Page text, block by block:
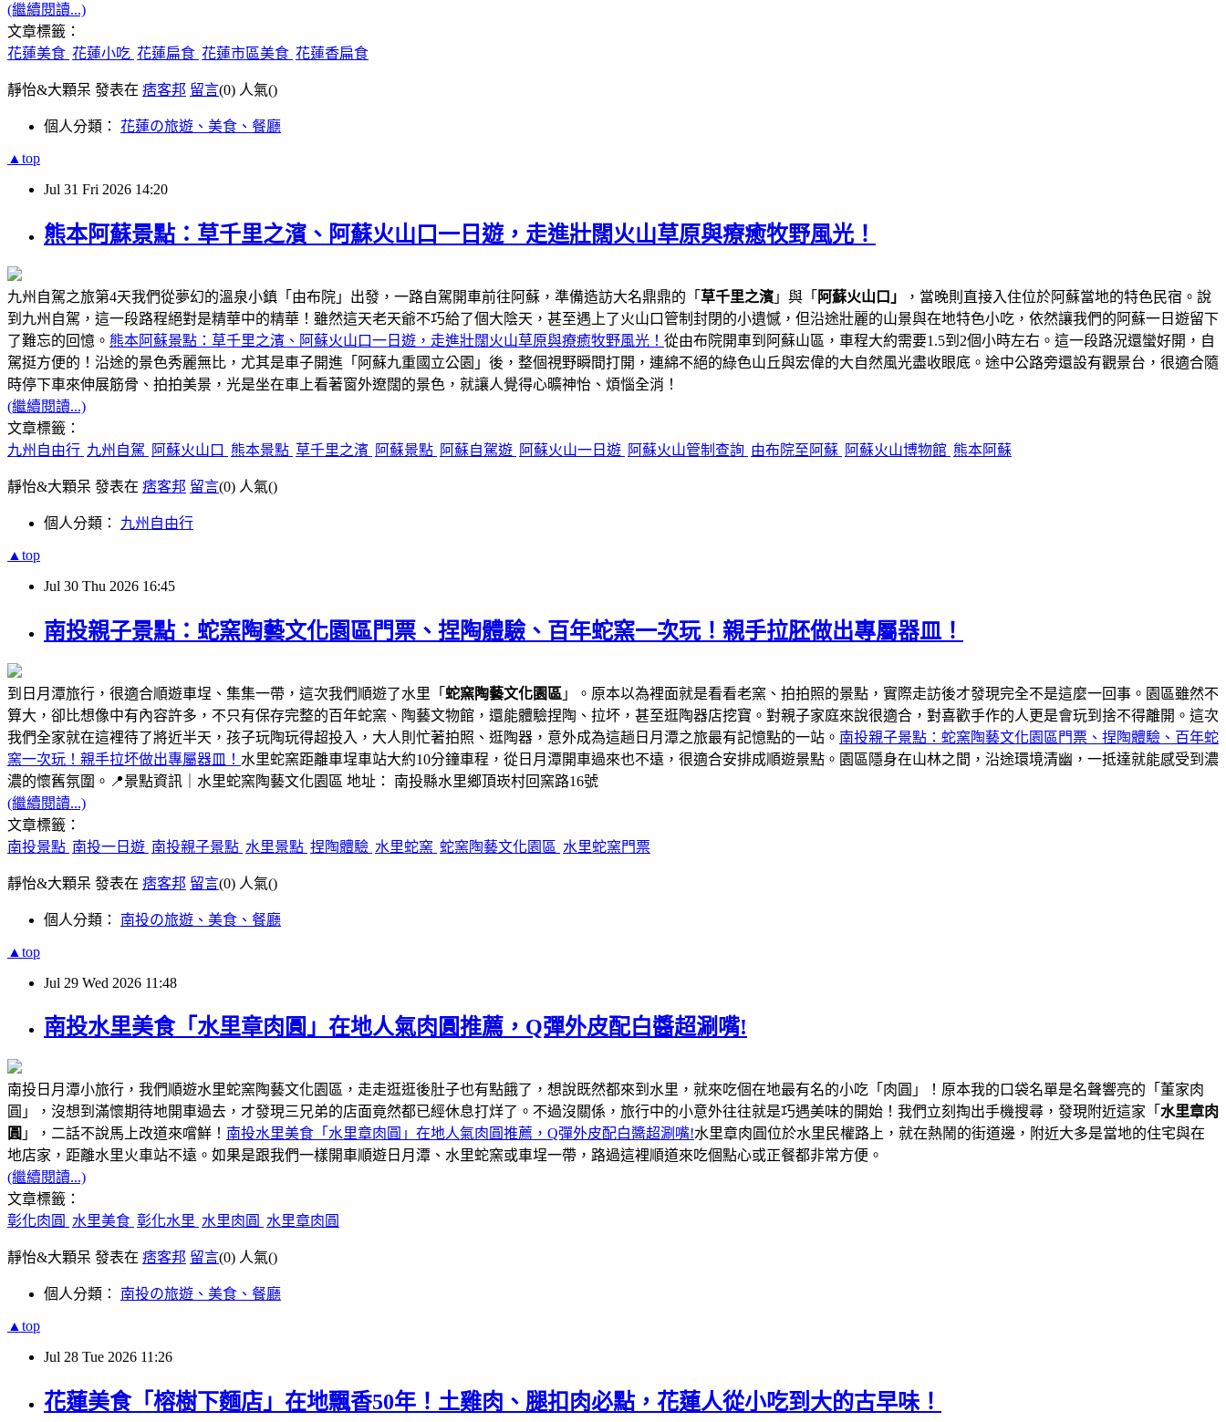
(繼續閱讀...)
文章標籤：
花蓮美食 花蓮小吃 花蓮扁食 花蓮市區美食 花蓮香扁食
靜怡&大顆呆 發表在 痞客邦 留言(0) 人氣()
個人分類： 花蓮の旅遊、美食、餐廳
▲top
Jul 31 Fri 2026 14:20
熊本阿蘇景點：草千里之濱、阿蘇火山口一日遊，走進壯闊火山草原與療癒牧野風光！
九州自駕之旅第4天我們從夢幻的溫泉小鎮「由布院」出發，一路自駕開車前往阿蘇，準備造訪大名鼎鼎的「 草千里之濱 」與「 阿蘇火山口」
，當晚則直接入住位於阿蘇當地的特色民宿。說
到九州自駕，這一段路程絕對是精華中的精華！雖然這天老天爺不巧給了個大陰天，甚至遇上了火山口管制封閉的小遺憾，但沿途壯麗的山景與在地特色小吃，依然讓我們的阿蘇一日遊留下
了難忘的回憶。 熊本阿蘇景點：草千里之濱、阿蘇火山口一日遊，走進壯闊火山草原與療癒牧野風光！ 從由布院開車到阿蘇山區，車程大約需要1.5到2個小時左右。這一段路況還蠻好開，自
駕挺方便的！沿途的景色秀麗無比，尤其是車子開進「阿蘇九重國立公園」後，整個視野瞬間打開，連綿不絕的綠色山丘與宏偉的大自然風光盡收眼底。途中公路旁還設有觀景台，很適合隨
時停下車來伸展筋骨、拍拍美景，光是坐在車上看著窗外遼闊的景色，就讓人覺得心曠神怡、煩惱全消！
(繼續閱讀...)
文章標籤：
九州自由行 九州自駕 阿蘇火山口 熊本景點 草千里之濱 阿蘇景點 阿蘇自駕遊 阿蘇火山一日遊 阿蘇火山管制查詢 由布院至阿蘇 阿蘇火山博物館 熊本阿蘇
靜怡&大顆呆 發表在 痞客邦 留言(0) 人氣()
個人分類： 九州自由行
▲top
Jul 30 Thu 2026 16:45
南投親子景點：蛇窯陶藝文化園區門票、捏陶體驗、百年蛇窯一次玩！親手拉胚做出專屬器皿！
到日月潭旅行，很適合順遊車埕、集集一帶，這次我們順遊了水里「 蛇窯陶藝文化園區 」。原本以為裡面就是看看老窯、拍拍照的景點，實際走訪後才發現完全不是這麼一回事。園區雖然不
算大，卻比想像中有內容許多，不只有保存完整的百年蛇窯、陶藝文物館，還能體驗捏陶、拉坏，甚至逛陶器店挖寶。對親子家庭來說很適合，對喜歡手作的人更是會玩到捨不得離開。這次
我們全家就在這裡待了將近半天，孩子玩陶玩得超投入，大人則忙著拍照、逛陶器，意外成為這趟日月潭之旅最有記憶點的一站。 南投親子景點：蛇窯陶藝文化園區門票、捏陶體驗、百年蛇
窯一次玩！親手拉坏做出專屬器皿！ 水里蛇窯距離車埕車站大約10分鐘車程，從日月潭開車過來也不遠，很適合安排成順遊景點。園區隱身在山林之間，沿途環境清幽，一抵達就能感受到濃
濃的懷舊氛圍。📍景點資訊｜水里蛇窯陶藝文化園區 地址： 南投縣水里鄉頂崁村回窯路16號
(繼續閱讀...)
文章標籤：
南投景點 南投一日遊 南投親子景點 水里景點 捏陶體驗 水里蛇窯 蛇窯陶藝文化園區 水里蛇窯門票
靜怡&大顆呆 發表在 痞客邦 留言(0) 人氣()
個人分類： 南投の旅遊、美食、餐廳
▲top
Jul 29 Wed 2026 11:48
南投水里美食「水里章肉圓」在地人氣肉圓推薦，Q彈外皮配白醬超涮嘴!
南投日月潭小旅行，我們順遊水里蛇窯陶藝文化園區，走走逛逛後肚子也有點餓了，想說既然都來到水里，就來吃個在地最有名的小吃「肉圓」！原本我的口袋名單是名聲響亮的「董家肉
圓」，沒想到滿懷期待地開車過去，才發現三兄弟的店面竟然都已經休息打烊了。不過沒關係，旅行中的小意外往往就是巧遇美味的開始！我們立刻掏出手機搜尋，發現附近這家「 水里章肉
圓 」，二話不說馬上改道來嚐鮮！ 南投水里美食「水里章肉圓」在地人氣肉圓推薦，Q彈外皮配白醬超涮嘴!水里章肉圓位於水里民權路上，就在熱鬧的街道邊，附近大多是當地的住宅與在
地店家， 距離水里火車站不遠 。如果是跟我們一樣開車順遊日月潭、水里蛇窯或車埕一帶，路過這裡順道來吃個點心或正餐都非常方便。
(繼續閱讀...)
文章標籤：
彰化肉圓
水里美食 彰化水里 水里肉圓 水里章肉圓
靜怡&大顆呆 發表在 痞客邦 留言(0) 人氣()
個人分類： 南投の旅遊、美食、餐廳
▲top
Jul 28 Tue 2026 11:26
花蓮美食「榕樹下麵店」在地飄香50年！土雞肉、腿扣肉必點，花蓮人從小吃到大的古早味！